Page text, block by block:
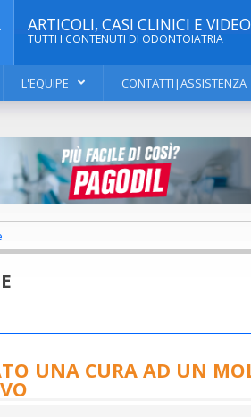
ARTICOLI, CASI CLINICI E VIDEO
TUTTI I CONTENUTI DI ODONTOIATRIA
L'EQUIPE CONTATTI|ASSISTENZA
UNA CURA AD UN